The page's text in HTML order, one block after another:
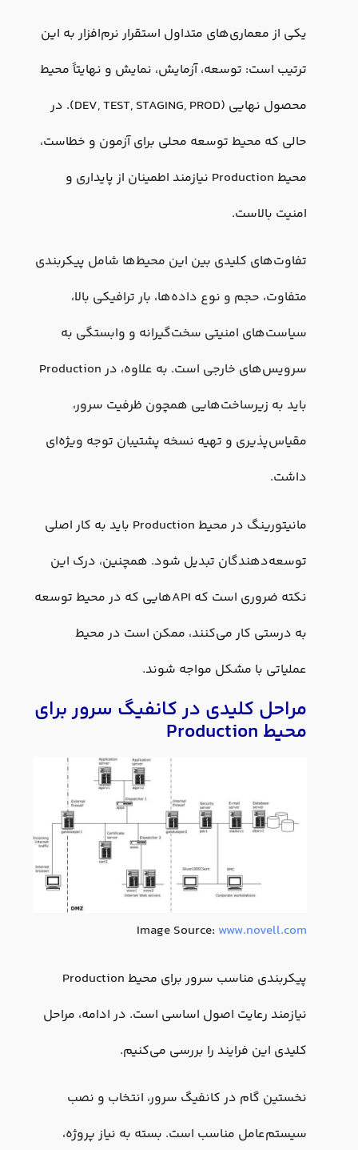
یکی از معماری‌های متداول استقرار نرم‌افزار به این
ترتیب است: توسعه، آزمایش، نمایش و نهایتاً محیط
محصول نهایی (DEV, TEST, STAGING, PROD). در
حالی که محیط توسعه محلی برای آزمون و خطاست،
محیط Production نیازمند اطمینان از پایداری و
امنیت بالاست.
تفاوت‌های کلیدی بین این محیط‌ها شامل پیکربندی
متفاوت، حجم و نوع داده‌ها، بار ترافیکی بالا،
سیاست‌های امنیتی سخت‌گیرانه و وابستگی به
سرویس‌های خارجی است. به علاوه، در Production
باید به زیرساخت‌هایی همچون ظرفیت سرور،
مقیاس‌پذیری و تهیه نسخه پشتیبان توجه ویژه‌ای
داشت.
مانیتورینگ در محیط Production باید به کار اصلی
توسعه‌دهندگان تبدیل شود. همچنین، درک این
نکته ضروری است که APIهایی که در محیط توسعه
به درستی کار می‌کنند، ممکن است در محیط
عملیاتی با مشکل مواجه شوند.
مراحل کلیدی در کانفیگ سرور برای
محیط Production
Image Source: www.novell.com
پیکربندی مناسب سرور برای محیط Production
نیازمند رعایت اصول اساسی است. در ادامه، مراحل
کلیدی این فرایند را بررسی می‌کنیم.
نخستین گام در کانفیگ سرور، انتخاب و نصب
سیستم‌عامل مناسب است. بسته به نیاز پروژه،